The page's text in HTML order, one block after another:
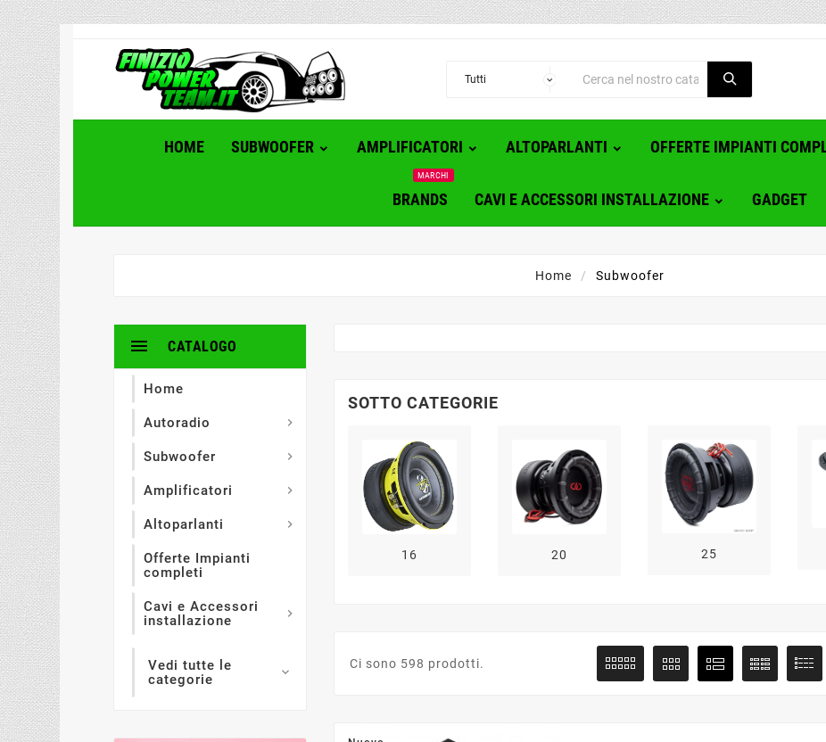
HOME SUBWOOFER AMPLIFICATORI ALTOPARLANTI OFFERTE IMPIANTI
BRANDS
MARCHI
CAVI E ACCESSORI INSTALLAZIONE GADGET
Home Subwoofer
CATALOGO

Home
Autoradio 
Subwoofer 
Amplificatori 
Altoparlanti 
Offerte Impianti
completi
Cavi e Accessori
installazione

Vedi tutte le
categorie

SOTTO CATEGORIE
16 20 25
Ci sono 598 prodotti.